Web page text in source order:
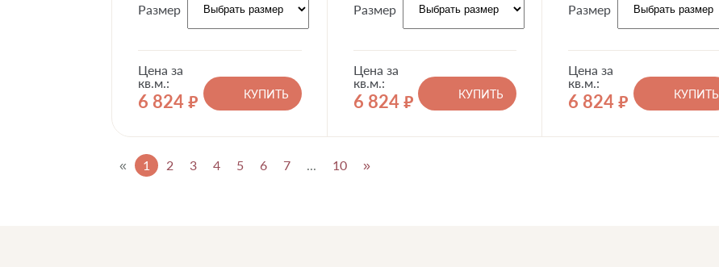
Размер
Цена за
кв.м.:
6 824 руб.
КУПИТЬ
Размер
Цена за
кв.м.:
6 824 руб.
КУПИТЬ
Размер
Цена за
кв.м.:
6 824 руб.
КУПИТЬ
« 1 2 3 4 5 6 7 10 »